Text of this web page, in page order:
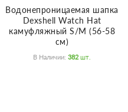
Водонепроницаемая шапка
Dexshell Watch Hat
камуфляжный S/M (56-58
см)
В Наличии: 382 Шт.